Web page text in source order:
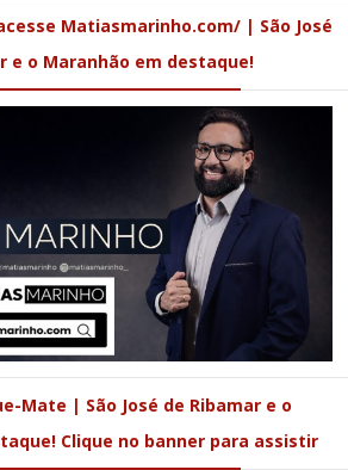
Matiasmarinho.com/ | São José
e o Maranhão em destaque!
Mate | São José de Ribamar e o
Clique no banner para assistir